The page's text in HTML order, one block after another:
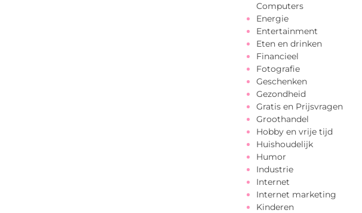
Computers
Energie
Entertainment
Eten en drinken
Financieel
Fotografie
Geschenken
Gezondheid
Gratis en Prijsvragen
Groothandel
Hobby en vrije tijd
Huishoudelijk
Humor
Industrie
Internet
Internet marketing
Kinderen